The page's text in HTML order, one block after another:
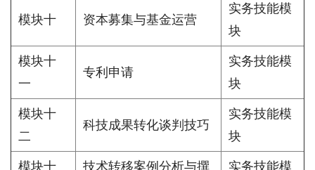
模块十 资本募集与基金运营
实务技能模
块
模块十
一
专利申请
实务技能模
块
模块十
二
科技成果转化谈判技巧
实务技能模
块
模块十
技术转移案例分析与撰
实务技能模